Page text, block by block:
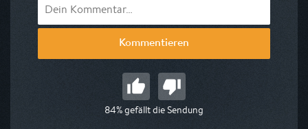
Kommentieren
84% gefällt die Sendung